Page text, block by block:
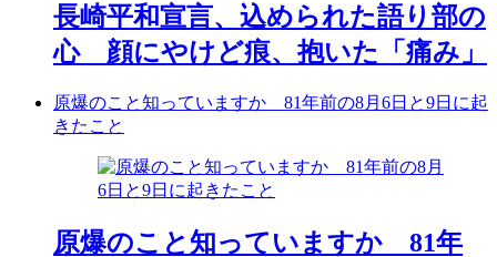
長崎平和宣言、込められた語り部の
心 顔にやけど痕、抱いた「痛み」
原爆のこと知っていますか 81年前の8月6日と9日に起
きたこと
原爆のこと知っていますか 81年